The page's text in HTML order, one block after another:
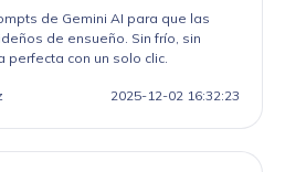
de Gemini AI para que las
de ensueño. Sin frío, sin
con un solo clic.
2025-12-02 16:32:23